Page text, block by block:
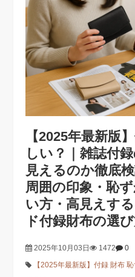
【2025年最新版
しい？｜雑誌付
見えるのか徹底
周囲の印象・恥
い方・高見えす
ド付録財布の選
2025年10月03日 1472
0
【2025年最新版】付録 財布